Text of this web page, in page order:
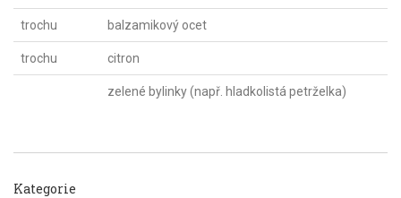
trochu balzamikový ocet
trochu citron
zelené bylinky (např. hladkolistá petrželka)
Kategorie